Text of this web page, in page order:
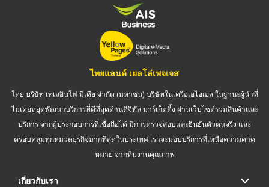
ไทยแลนด์ เยลโล่เพจเจส
โดย บริษัท เทเลอินโฟ มีเดีย จำกัด (มหาชน) บริษัทในเครือเอไอเอส ในฐานะผู้นำที่
ไม่เคยหยุดพัฒนาบริการที่ดีที่สุดด้านดิจิทัล มาร์เก็ตติ้ง ผ่านเว็บไซต์รวมสินค้าและ
บริการ จากผู้ประกอบการที่เชื่อถือได้ มีการตรวจสอบและยืนยันตัวตนจริง และ
ครอบคลุมทุกหมวดธุรกิจมากที่สุดในประเทศ เราจะมอบบริการที่เหนือความคาด
หมาย จากทีมงานคุณภาพ
เกี่ยวกับเรา